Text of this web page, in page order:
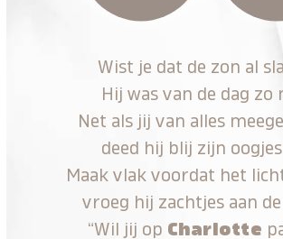
Wist je dat de zon al
Hij was van de dag zo
Net als jij van alles
deed hij blij zijn
Maak vlak voordat het
vroeg hij zachtjes aan
“Wil jij op Charlotte